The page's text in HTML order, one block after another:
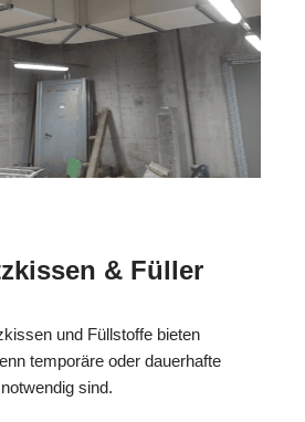
& Füller
und Füllstoffe bieten
temporäre oder dauerhafte
sind.